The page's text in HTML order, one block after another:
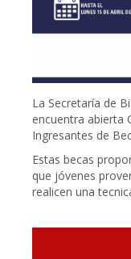
La Secretaría de
encuentra abierta
Ingresantes de
Estas becas
que jóvenes
realicen una